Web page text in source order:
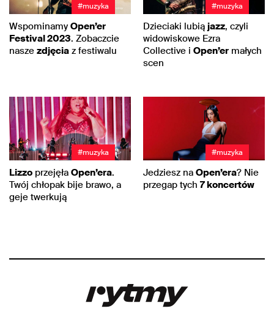
#muzyka
Wspominamy Open’er
Festival 2023. Zobaczcie
nasze zdjęcia z festiwalu
#muzyka
Dzieciaki lubią jazz, czyli
widowiskowe Ezra
Collective i Open’er małych
scen
#muzyka
Lizzo przejęła Open’era.
Twój chłopak bije brawo, a
geje twerkują
#muzyka
Jedziesz na Open’era? Nie
przegap tych 7 koncertów